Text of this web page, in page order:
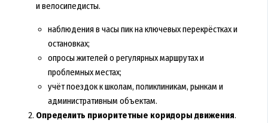
и велосипедисты.
наблюдения в часы пик на ключевых перекрёстках и
остановках;
опросы жителей о регулярных маршрутах и
проблемных местах;
учёт поездок к школам, поликлиникам, рынкам и
административным объектам.
Определить приоритетные коридоры движения.